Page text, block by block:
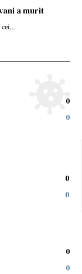
a murit
cei…
0
0
0
0
0
0